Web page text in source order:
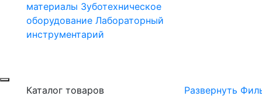
материалы Зуботехническое
оборудование Лабораторный
инструментарий
Каталог товаров
Развернуть